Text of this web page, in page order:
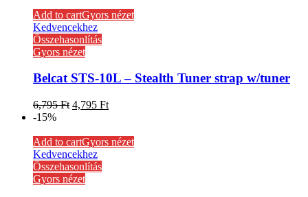
Add to cartGyors nézet
Kedvencekhez
Összehasonlítás
Gyors nézet
Belcat STS-10L – Stealth Tuner strap w/tuner
6,795Ft 4,795 Ft
-15%
Add to cartGyors nézet
Kedvencekhez
Összehasonlítás
Gyors nézet